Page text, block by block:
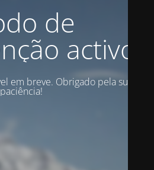
de
activo
em breve. Obrigado pela sua
paciência!